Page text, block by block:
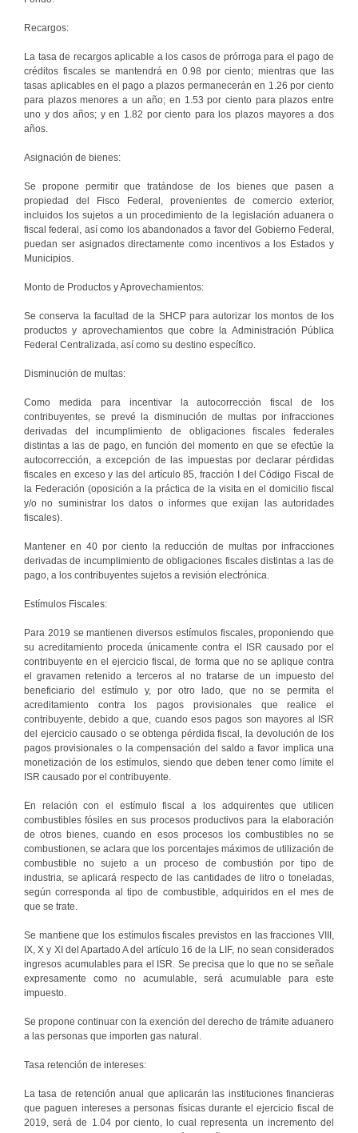
Recargos:
La tasa de recargos aplicable a los casos de prórroga para el pago de
créditos fiscales se mantendrá en 0.98 por ciento; mientras que las
tasas aplicables en el pago a plazos permanecerán en 1.26 por ciento
para plazos menores a un año; en 1.53 por ciento para plazos entre
uno y dos años; y en 1.82 por ciento para los plazos mayores a dos
años.
Asignación de bienes:
Se propone permitir que tratándose de los bienes que pasen a
propiedad del Fisco Federal, provenientes de comercio exterior,
incluidos los sujetos a un procedimiento de la legislación aduanera o
fiscal federal, así como los abandonados a favor del Gobierno Federal,
puedan ser asignados directamente como incentivos a los Estados y
Municipios.
Monto de Productos y Aprovechamientos:
Se conserva la facultad de la SHCP para autorizar los montos de los
productos y aprovechamientos que cobre la Administración Pública
Federal Centralizada, así como su destino específico.
Disminución de multas:
Como medida para incentivar la autocorrección fiscal de los
contribuyentes, se prevé la disminución de multas por infracciones
derivadas del incumplimiento de obligaciones fiscales federales
distintas a las de pago, en función del momento en que se efectúe la
autocorrección, a excepción de las impuestas por declarar pérdidas
fiscales en exceso y las del artículo 85, fracción I del Código Fiscal de
la Federación (oposición a la práctica de la visita en el domicilio fiscal
y/o no suministrar los datos o informes que exijan las autoridades
fiscales).
Mantener en 40 por ciento la reducción de multas por infracciones
derivadas de incumplimiento de obligaciones fiscales distintas a las de
pago, a los contribuyentes sujetos a revisión electrónica.
Estímulos Fiscales:
Para 2019 se mantienen diversos estímulos fiscales, proponiendo que
su acreditamiento proceda únicamente contra el ISR causado por el
contribuyente en el ejercicio fiscal, de forma que no se aplique contra
el gravamen retenido a terceros al no tratarse de un impuesto del
beneficiario del estímulo y, por otro lado, que no se permita el
acreditamiento contra los pagos provisionales que realice el
contribuyente, debido a que, cuando esos pagos son mayores al ISR
del ejercicio causado o se obtenga pérdida fiscal, la devolución de los
pagos provisionales o la compensación del saldo a favor implica una
monetización de los estímulos, siendo que deben tener como límite el
ISR causado por el contribuyente.
En relación con el estímulo fiscal a los adquirentes que utilicen
combustibles fósiles en sus procesos productivos para la elaboración
de otros bienes, cuando en esos procesos los combustibles no se
combustionen, se aclara que los porcentajes máximos de utilización de
combustible no sujeto a un proceso de combustión por tipo de
industria, se aplicará respecto de las cantidades de litro o toneladas,
según corresponda al tipo de combustible, adquiridos en el mes de
que se trate.
Se mantiene que los estímulos fiscales previstos en las fracciones VIII,
IX, X y XI del Apartado A del artículo 16 de la LIF, no sean considerados
ingresos acumulables para el ISR. Se precisa que lo que no se señale
expresamente como no acumulable, será acumulable para este
impuesto.
Se propone continuar con la exención del derecho de trámite aduanero
a las personas que importen gas natural.
Tasa retención de intereses:
La tasa de retención anual que aplicarán las instituciones financieras
que paguen intereses a personas físicas durante el ejercicio fiscal de
2019, será de 1.04 por ciento, lo cual representa un incremento del